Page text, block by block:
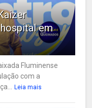
em
Fluminense
com a
Leia mais